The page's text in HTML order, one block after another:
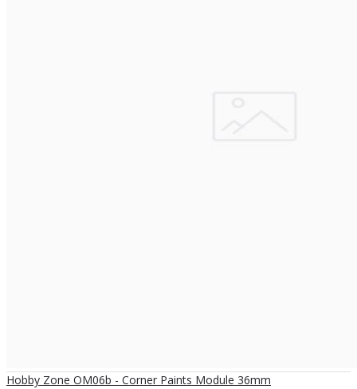
Hobby Zone OM06b - Corner Paints Module 36mm